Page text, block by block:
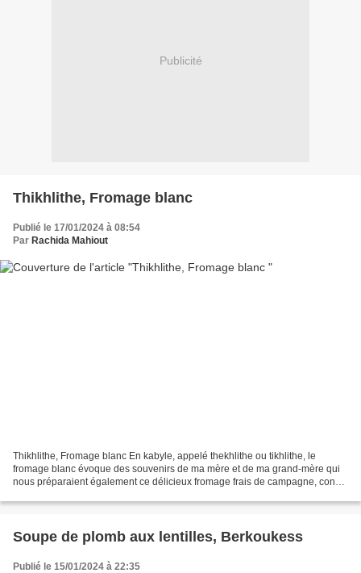
Publicité
Thikhlithe, Fromage blanc
Publié le 17/01/2024 à 08:54
Par Rachida Mahiout
Thikhlithe, Fromage blanc En kabyle, appelé thekhlithe ou tikhlithe, le
fromage blanc évoque des souvenirs de ma mère et de ma grand-mère qui
nous préparaient également ce délicieux fromage frais de campagne, connu
Soupe de plomb aux lentilles, Berkoukess
Publié le 15/01/2024 à 22:35